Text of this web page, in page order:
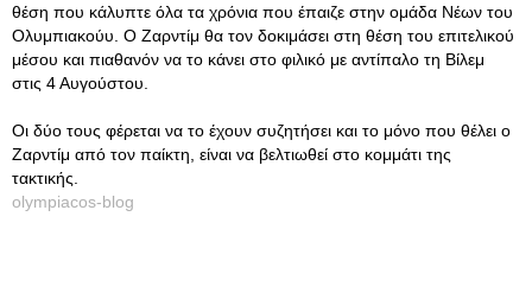
θέση που κάλυπτε όλα τα χρόνια που έπαιζε στην ομάδα Νέων του
Ολυμπιακούυ. Ο Ζαρντίμ θα τον δοκιμάσει στη θέση του επιτελικού
μέσου και πιαθανόν να το κάνει στο φιλικό με αντίπαλο τη Βίλεμ
στις 4 Αυγούστου.
Οι δύο τους φέρεται να το έχουν συζητήσει και το μόνο που θέλει ο
Ζαρντίμ από τον παίκτη, είναι να βελτιωθεί στο κομμάτι της
τακτικής.
olympiacos-blog